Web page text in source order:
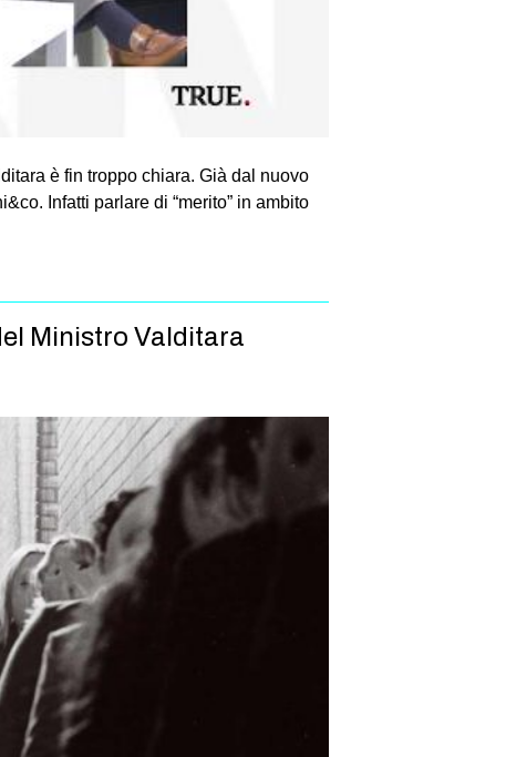
è fin troppo chiara. Già dal nuovo
Infatti parlare di “merito” in ambito
Ministro Valditara